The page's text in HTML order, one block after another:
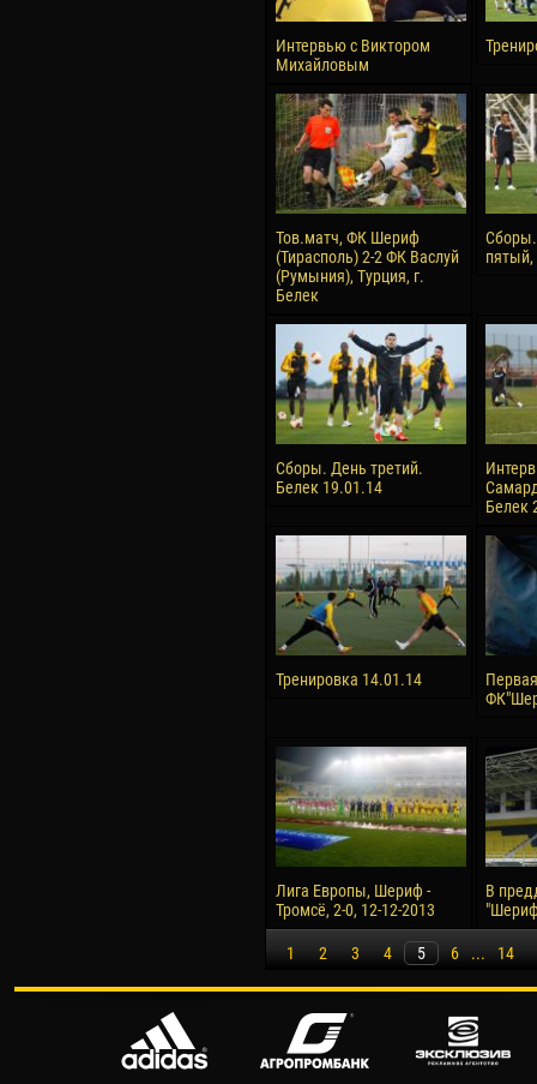
Интервью с Виктором
Михайловым
Тов.матч, ФК Шериф
(Тирасполь) 2-2 ФК Васлуй
(Румыния), Турция, г.
Белек
пятый,
Сборы. День третий.
Белек 19.01.14
Белек
Тренировка 14.01.14
Лига Европы, Шериф -
Тромсё, 2-0, 12-12-2013
В
1 2 3 4 5 6 ... 14